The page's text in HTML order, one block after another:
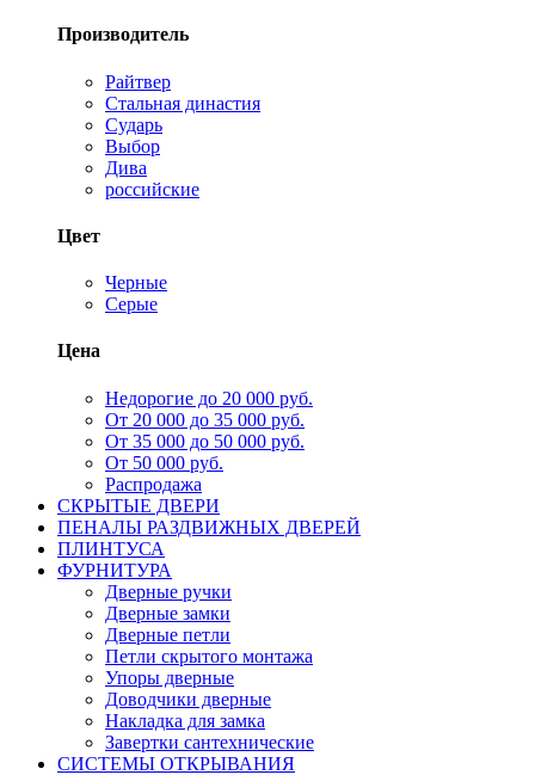
Производитель
Райтвер
Стальная династия
Сударь
Выбор
Дива
российские
Цвет
Черные
Серые
Цена
Недорогие до 20 000 руб.
От 20 000 до 35 000 руб.
От 35 000 до 50 000 руб.
От 50 000 руб.
Распродажа
СКРЫТЫЕ ДВЕРИ
ПЕНАЛЫ РАЗДВИЖНЫХ ДВЕРЕЙ
ПЛИНТУСА
ФУРНИТУРА
Дверные ручки
Дверные замки
Дверные петли
Петли скрытого монтажа
Упоры дверные
Доводчики дверные
Накладка для замка
Завертки сантехнические
СИСТЕМЫ ОТКРЫВАНИЯ